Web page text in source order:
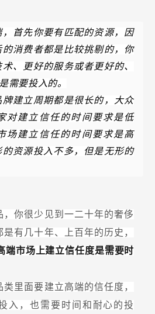
，首先你要有匹配的资源，因
的消费者都是比较挑剔的，你
、更好的服务或者更好的、
需要投入的。
牌建立周期都是很长的，大众
对建立信任的时间要求是低
场建立信任的时间要求是高
资源投入不多，但是无形的
你很少见到一二十年的奢侈
有几十年、上百年的历史，
端市场上建立信任度是需要时
里面要建立高端的信任度，
入，也需要时间和耐心的投